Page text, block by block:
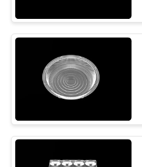
NORME
SULLA
PRIVACY